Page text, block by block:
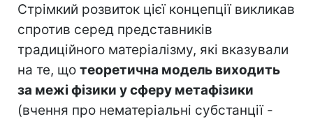
Стрімкий розвиток цієї концепції викликав
спротив серед представників
традиційного матеріалізму, які вказували
на те, що теоретична модель виходить
за межі фізики у сферу метафізики
(вчення про нематеріальні субстанції -